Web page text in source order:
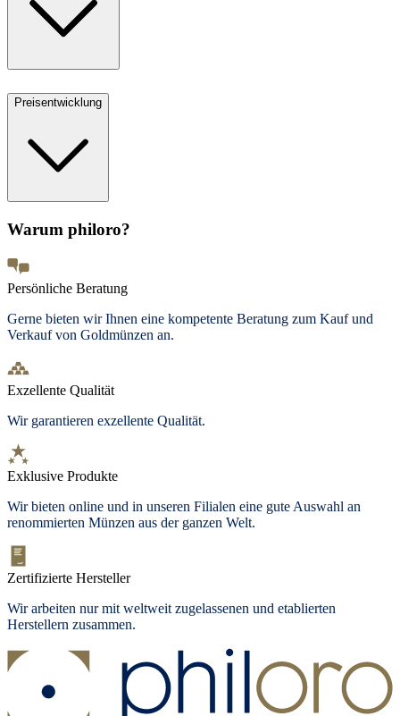
Preisentwicklung
Warum philoro?
Persönliche Beratung
Gerne bieten wir Ihnen eine kompetente Beratung zum Kauf und
Verkauf von Goldmünzen an.
Exzellente Qualität
Wir garantieren exzellente Qualität.
Exklusive Produkte
Wir bieten online und in unseren Filialen eine gute Auswahl an
renommierten Münzen aus der ganzen Welt.
Zertifizierte Hersteller
Wir arbeiten nur mit weltweit zugelassenen und etablierten
Herstellern zusammen.